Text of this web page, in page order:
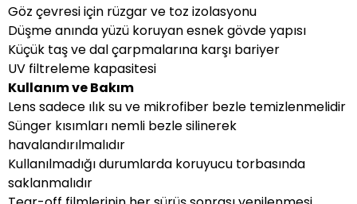
Göz çevresi için rüzgar ve toz izolasyonu
Düşme anında yüzü koruyan esnek gövde yapısı
Küçük taş ve dal çarpmalarına karşı bariyer
UV filtreleme kapasitesi
Kullanım ve Bakım
Lens sadece ılık su ve mikrofiber bezle temizlenmelidir
Sünger kısımları nemli bezle silinerek
havalandırılmalıdır
Kullanılmadığı durumlarda koruyucu torbasında
saklanmalıdır